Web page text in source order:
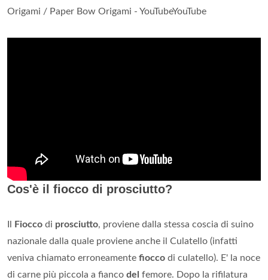
Origami / Paper Bow Origami - YouTubeYouTube
Cos'è il fiocco di prosciutto?
Fiocco di prosciutto, proviene dalla stessa coscia di suino
nazionale dalla quale proviene anche il Culatello (infatti
veniva chiamato erroneamente fiocco di culatello). E' la noce
di carne più piccola a fianco del femore. Dopo la rifilatura